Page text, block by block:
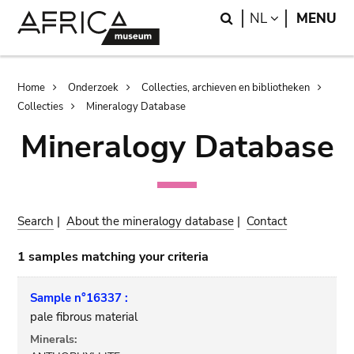
Search
NL LANGUAGE
MENU
Breadcrumb
Home Onderzoek
Collecties, archieven en bibliotheken
Collecties
Mineralogy Database
Mineralogy Database
Search |About the mineralogy database | Contact
1 samples matching your criteria
Sample n°16337 :
pale fibrous material
Minerals: